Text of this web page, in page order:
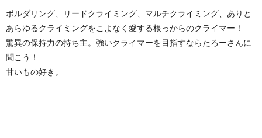
ボルダリング、リードクライミング、マルチクライミング、ありと
あらゆるクライミングをこよなく愛する根っからのクライマー！
驚異の保持力の持ち主。強いクライマーを目指すならたろーさんに
聞こう！
甘いもの好き。